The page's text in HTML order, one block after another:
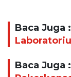
Baca Juga :
Baca Juga :